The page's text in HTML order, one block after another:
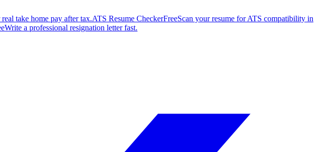
real take home pay after tax.ATS Resume CheckerFreeScan your resume for ATS compatibility in
Write a professional resignation letter fast.